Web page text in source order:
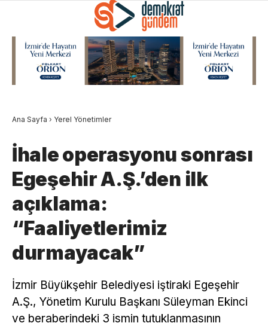
Ana Sayfa › Yerel Yönetimler
İhale operasyonu sonrası
Egeşehir A.Ş.’den ilk
açıklama:
“Faaliyetlerimiz
durmayacak”
İzmir Büyükşehir Belediyesi iştiraki Egeşehir
A.Ş., Yönetim Kurulu Başkanı Süleyman Ekinci
ve beraberindeki 3 ismin tutuklanmasının